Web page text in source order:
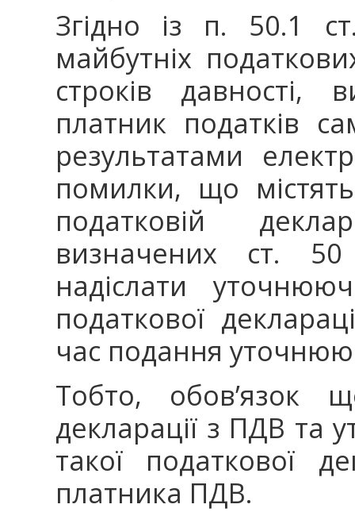
Згідно із п. 50.1
майбутніх
строків
платник податків
результатами
помилки, що
податковій
визначених ст.
надіслати
податкової
час подання
Тобто, обов’язок
декларації з ПДВ та
такої податкової
платника ПДВ.